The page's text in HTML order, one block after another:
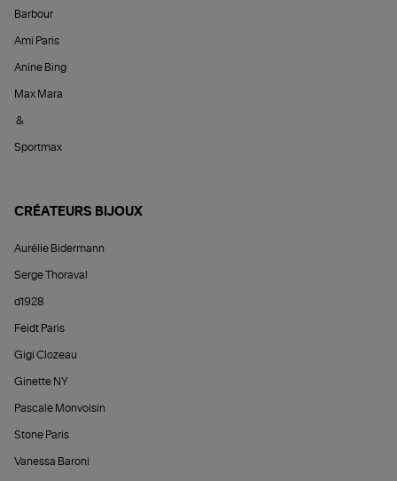
Barbour
Ami Paris
Anine Bing
Max Mara
&
Sportmax
CRÉATEURS BIJOUX
Aurélie Bidermann
Serge Thoraval
d1928
Feidt Paris
Gigi Clozeau
Ginette NY
Pascale Monvoisin
Stone Paris
Vanessa Baroni